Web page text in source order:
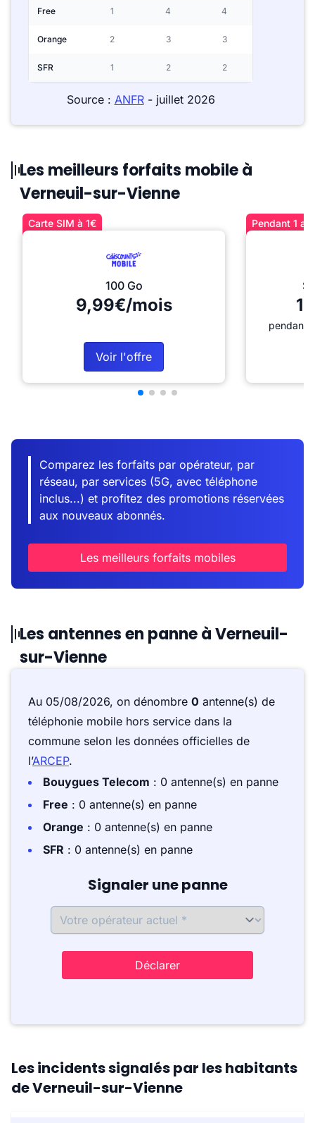
Free 1 4 4
Orange 2 3 3
SFR 1 2 2
Source : ANFR- juillet 2026
Les meilleurs forfaits mobile à
Verneuil-sur-Vienne
Carte SIM à 1€
100 Go
9,99€/mois
Voir l'offre
Pendant 1
pendant
Comparez les forfaits par opérateur, par
réseau, par services (5G, avec téléphone
inclus...) et profitez des promotions réservées
aux nouveaux abonnés.
Les meilleurs forfaits mobiles
Les antennes en panne à Verneuil-
sur-Vienne
Au 05/08/2026, on dénombre 0 antenne(s) de
téléphonie mobile hors service dans la
commune selon les données officielles de
l’ARCEP.
Bouygues Telecom : 0 antenne(s) en panne
Free : 0 antenne(s) en panne
Orange : 0 antenne(s) en panne
SFR : 0 antenne(s) en panne
Signaler une panne
Déclarer
Les incidents signalés par les habitants
de Verneuil-sur-Vienne